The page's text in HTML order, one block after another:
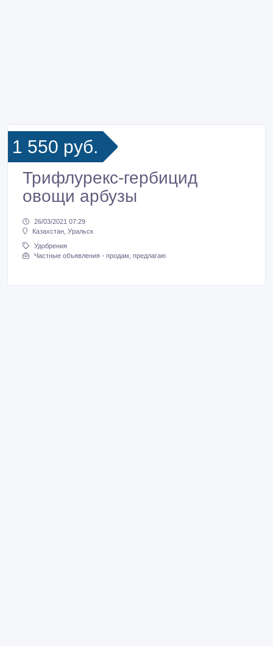
1 550 руб.
Трифлурекс-гербицид
овощи арбузы
26/03/2021 07:29
Казахстан, Уральск
Удобрения
Частные объявления - продам, предлагаю